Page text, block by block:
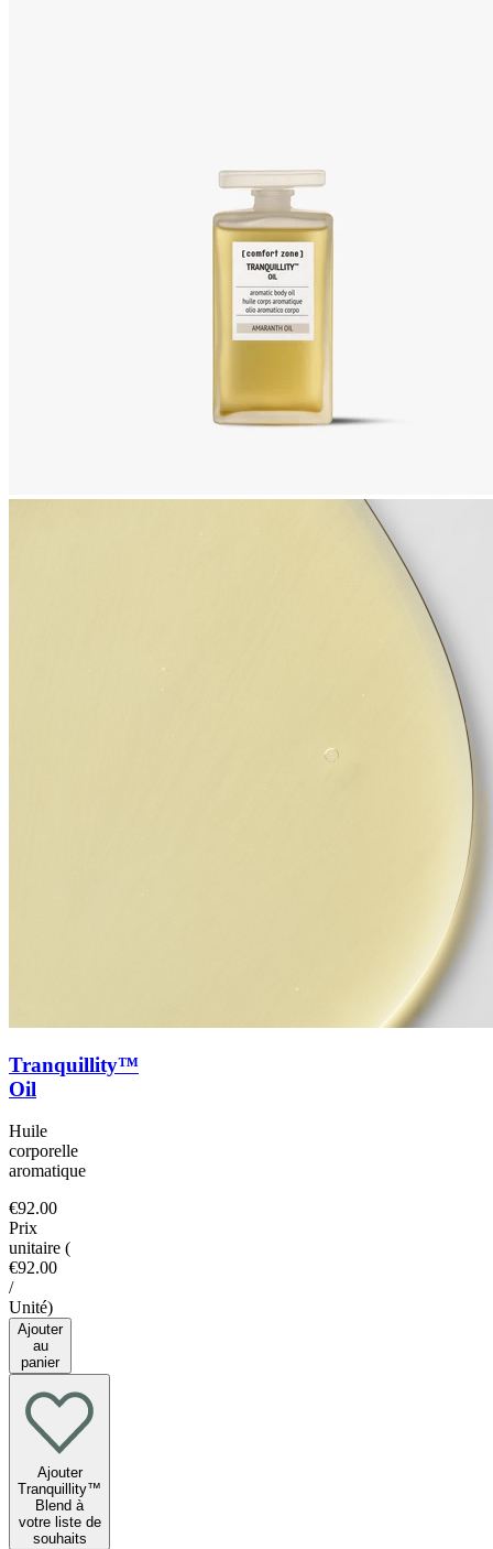
Tranquillity™
Oil
Huile
corporelle
aromatique
€92.00
Prix
unitaire (
€92.00
/
Unité)
Ajouter
au
panier
Ajouter
Tranquillity™
Blend à
votre liste de
souhaits